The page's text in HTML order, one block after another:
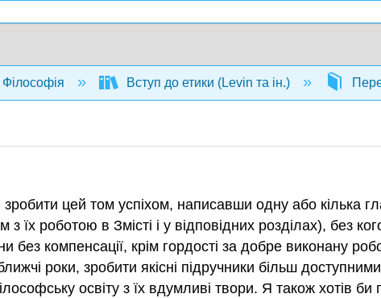
Філософія Вступ до етики (Levin та ін.)
цей том успіхом, написавши одну або кілька
їх роботою в Змісті і у відповідних розділах), без
без компенсації, крім гордості за добре виконану
роки, зробити якісні підручники більш
освіту з їх вдумливі твори. Я також хотів би